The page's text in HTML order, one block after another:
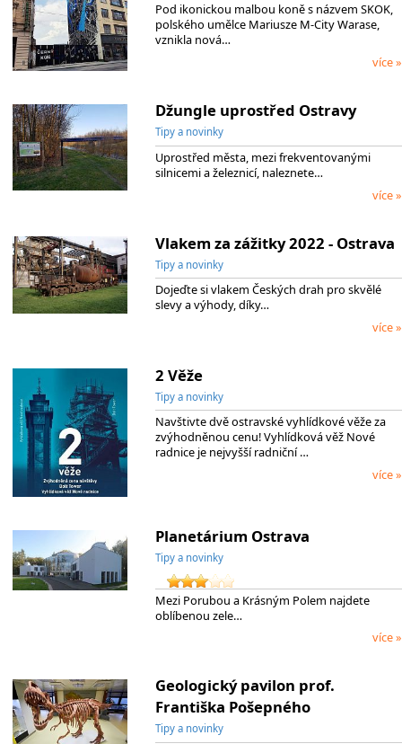
Pod ikonickou malbou koně s názvem SKOK,
polského umělce Mariusze M-City Warase,
vznikla nová…
více »
Džungle uprostřed Ostravy
Tipy a novinky
Uprostřed města, mezi frekventovanými
silnicemi a železnicí, naleznete…
více »
Vlakem za zážitky 2022 - Ostrava
Tipy a novinky
Dojeďte si vlakem Českých drah pro skvělé
slevy a výhody, díky…
více »
2 Věže
Tipy a novinky
Navštivte dvě ostravské vyhlídkové věže za
zvýhodněnou cenu! Vyhlídková věž Nové
radnice je nejvyšší radniční …
více »
Planetárium Ostrava
Tipy a novinky
Mezi Porubou a Krásným Polem najdete
oblíbenou zele…
více »
Geologický pavilon prof.
Františka Pošepného
Tipy a novinky